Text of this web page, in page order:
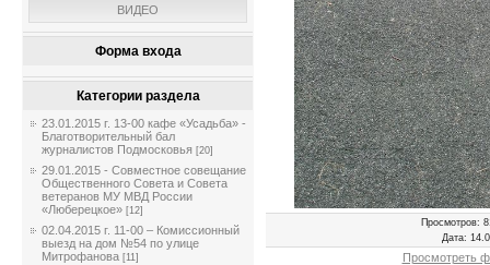
ВИДЕО
Форма входа
Категории раздела
23.01.2015 г. 13-00 кафе «Усадьба» -
Благотворительный бал
журналистов Подмосковья [20]
29.01.2015 - Совместное совещание
Общественного Совета и Совета
ветеранов МУ МВД России
«Люберецкое» [12]
02.04.2015 г. 11-00 – Комиссионный
выезд на дом №54 по улице
Митрофанова [11]
Просмотров:
Дата:
Просмотреть